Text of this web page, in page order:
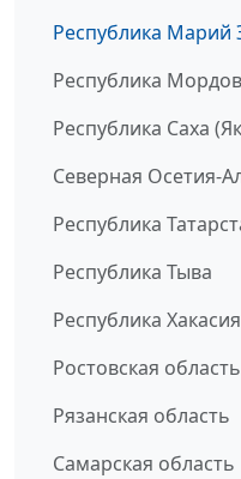
Республика Марий
Республика
Республика Саха
Северная Осетия-
Республика
Республика Тыва
Республика Хакасия
Ростовская область
Рязанская область
Самарская область